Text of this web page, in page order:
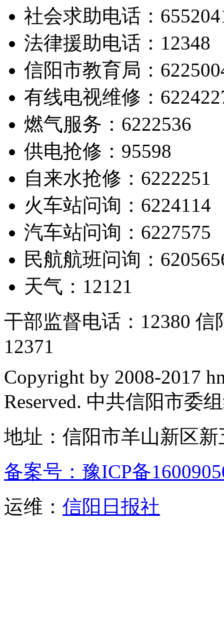
社会求助电话：
法律援助电话：12348
信阳市教育局：
有线电视维修：
燃气服务：6222536
供电抢修：95598
自来水抢修：6222251
火车站问询：6224114
汽车站问询：6227575
民航航班问询：
天气：12121
干部监督电话：12380
12371
Copyright by 2008-2017
Reserved. 中共信阳市委
地址：信阳市羊山新区
备案号：豫ICP备
运维： 信阳日报社